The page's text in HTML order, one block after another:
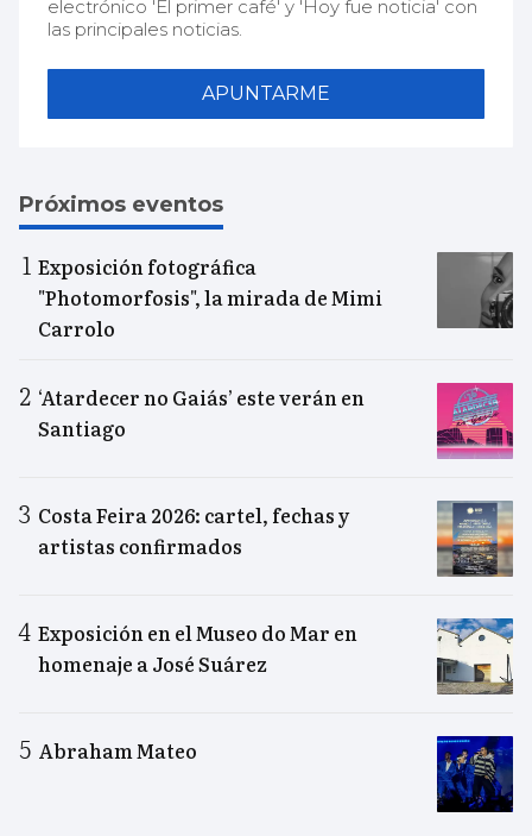
electrónico 'El primer café' y 'Hoy fue noticia' con
las principales noticias.
APUNTARME
Próximos eventos
Exposición fotográfica
"Photomorfosis", la mirada de Mimi
Carrolo
‘Atardecer no Gaiás’ este verán en
Santiago
Costa Feira 2026: cartel, fechas y
artistas confirmados
Exposición en el Museo do Mar en
homenaje a José Suárez
Abraham Mateo